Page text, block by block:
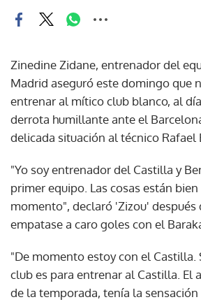
Zinedine Zidane, entrenador del
Madrid aseguró este domingo que
entrenar al mítico club blanco, al
derrota humillante ante el
delicada situación al técnico Rafael
"Yo soy entrenador del Castilla y
primer equipo. Las cosas están bien
momento", declaró 'Zizou' después
empatase a caro goles con el
"De momento estoy con el Castilla.
club es para entrenar al Castilla. El
de la temporada, tenía la